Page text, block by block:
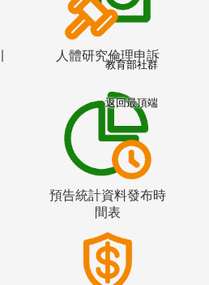
人體研究倫理申訴
預告統計資料發布時
間表
教育部社群
返回最頂端